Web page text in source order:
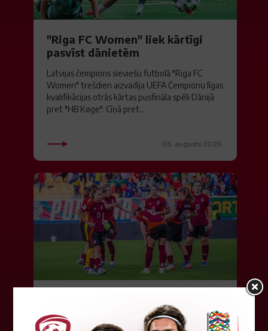
"Riga FC Women" liek kārtīgi
pasvīst dānietēm
Latvijas čempions sieviešu futbolā "Riga FC
Women" trešdien aizvadīja UEFA Čempionu līgas
kvalifikācijas otrās kārtas pusfināla spēli Dānijā
pret "HB Køge". Cīņā pret...
05. augusts 2026.
pārbaudes spēle Francijā